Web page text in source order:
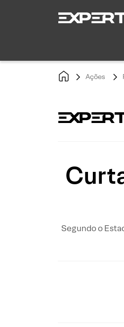
Ações
Segundo o